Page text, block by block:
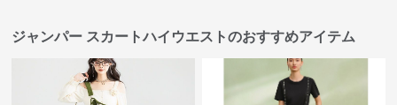
ジャンパー スカートハイウエストのおすすめアイテム